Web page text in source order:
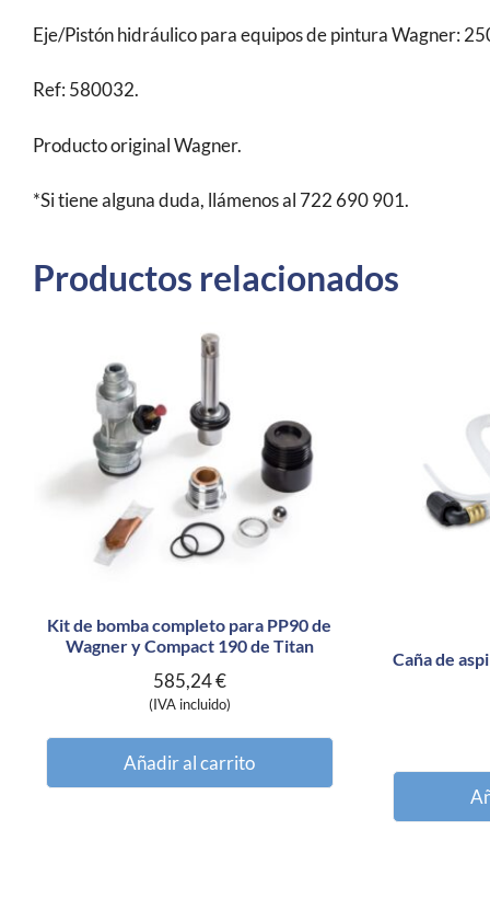
Eje/Pistón hidráulico para equipos de pintura Wagner:
Ref: 580032.
Producto original Wagner.
*Si tiene alguna duda, llámenos al 722 690 901.
Productos relacionados
Kit de bomba completo para PP90 de
Wagner y Compact 190 de Titan
585,24€
(IVA incluido)
Añadir al carrito
Caña de